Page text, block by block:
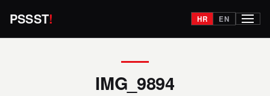
PSSST! HR EN
IMG_9894